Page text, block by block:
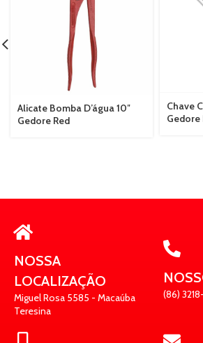
Alicate Bomba D’água 10″
Gedore Red
Chave
Gedore
NOSSA
LOCALIZAÇÃO
Miguel Rosa 5585 - Macaúba
Teresina
(86)